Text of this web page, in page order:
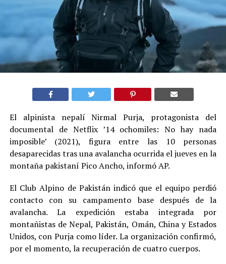
El alpinista nepalí Nirmal Purja, protagonista del
documental de Netflix ’14 ochomiles: No hay nada
imposible’ (2021), figura entre las 10 personas
desaparecidas tras una avalancha ocurrida el jueves en la
montaña pakistaní Pico Ancho, informó AP.
El Club Alpino de Pakistán indicó que el equipo perdió
contacto con su campamento base después de la
avalancha. La expedición estaba integrada por
montañistas de Nepal, Pakistán, Omán, China y Estados
Unidos, con Purja como líder. La organización confirmó,
por el momento, la recuperación de cuatro cuerpos.